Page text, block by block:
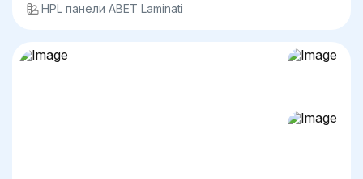
HPL панели ABET Laminati